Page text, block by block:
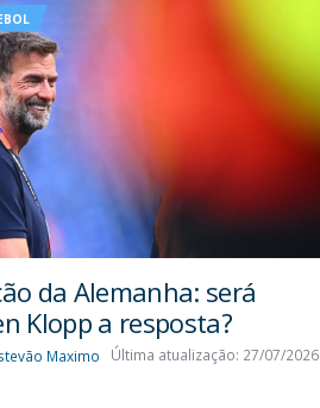
da Alemanha: será
Klopp a resposta?
Maximo Última atualização: 27/07/2026